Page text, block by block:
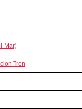
Mar)
Tren